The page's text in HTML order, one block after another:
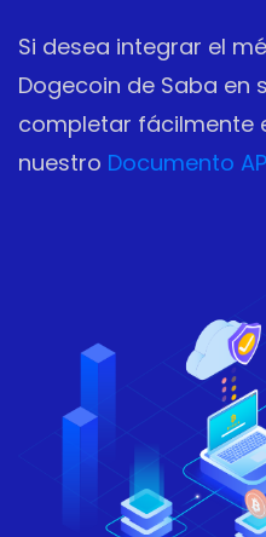
Si desea integrar el
Dogecoin de Saba en
completar fácilmente
nuestro Documento